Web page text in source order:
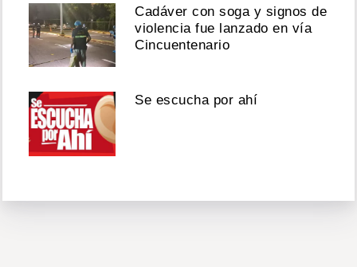
Cadáver con soga y signos de
violencia fue lanzado en vía
Cincuentenario
Se escucha por ahí